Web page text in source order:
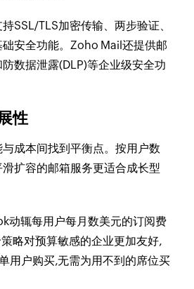
SSL/TLS加密传输、两步验证、
安全功能。Zoho Mail还提供邮
数据泄露(DLP)等企业级安全功
性
成本间找到平衡点。按用户数
扩容的邮箱服务更适合成长型
动辄每用户每月数美元的订阅费
略对预算敏感的企业更加友好,
用户购买,无需为用不到的席位买